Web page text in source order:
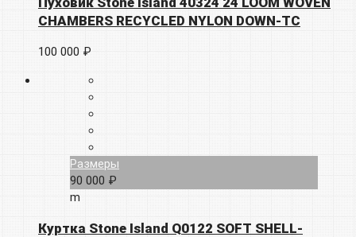
CHAMBERS RECYCLED NYLON DOWN-TC
100 000 ₽
Размеры
90 000 ₽
m
Куртка Stone Island Q0122 SOFT SHELL-